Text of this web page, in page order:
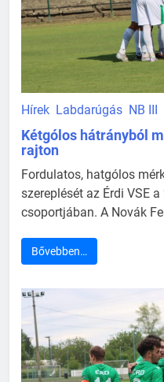
Hírek Labdarúgás NB III
Kétgólos hátrányból
rajton
Fordulatos, hatgólos
szereplését az Érdi VSE
csoportjában. A Novák
Bővebben…